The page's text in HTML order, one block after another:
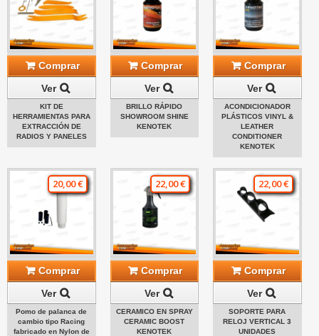
Comprar
Ver
KIT DE
HERRAMIENTAS PARA
EXTRACCIÓN DE
RADIOS Y PANELES
Comprar
Ver
BRILLO RÁPIDO
SHOWROOM SHINE
KENOTEK
Comprar
Ver
ACONDICIONADOR
PLÁSTICOS VINYL &
LEATHER
CONDITIONER
KENOTEK
20,00 €
Comprar
Ver
Pomo de palanca de
cambio tipo Racing
fabricado en Nylon de
22,00 €
Comprar
Ver
CERAMICO EN SPRAY
CERAMIC BOOST
KENOTEK
22,00 €
Comprar
Ver
SOPORTE PARA
RELOJ VERTICAL 3
UNIDADES